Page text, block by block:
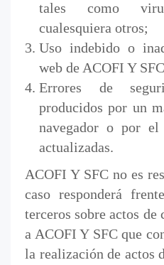
tales como
cualesquiera otros;
Uso indebido o
web de ACOFI Y SFC
Errores de
producidos por un
navegador o por
actualizadas.
ACOFI Y SFC no es
caso responderá
terceros sobre actos
a ACOFI Y SFC que
la realización de actos